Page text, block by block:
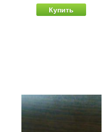
Купить